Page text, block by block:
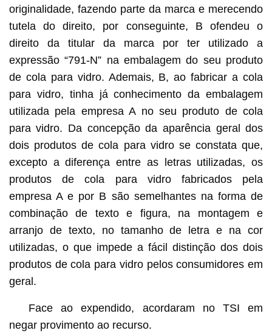
originalidade, fazendo parte da marca e merecendo
tutela do direito, por conseguinte, B ofendeu o
direito da titular da marca por ter utilizado a
expressão “791-N” na embalagem do seu produto
de cola para vidro. Ademais, B, ao fabricar a cola
para vidro, tinha já conhecimento da embalagem
utilizada pela empresa A no seu produto de cola
para vidro. Da concepção da aparência geral dos
dois produtos de cola para vidro se constata que,
excepto a diferença entre as letras utilizadas, os
produtos de cola para vidro fabricados pela
empresa A e por B são semelhantes na forma de
combinação de texto e figura, na montagem e
arranjo de texto, no tamanho de letra e na cor
utilizadas, o que impede a fácil distinção dos dois
produtos de cola para vidro pelos consumidores em
geral.
Face ao expendido, acordaram no TSI em
negar provimento ao recurso.